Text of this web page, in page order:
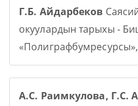
Г.Б. Айдарбеков
окуулардын тарыхы -
А.С. Раимкулова, Г.С.